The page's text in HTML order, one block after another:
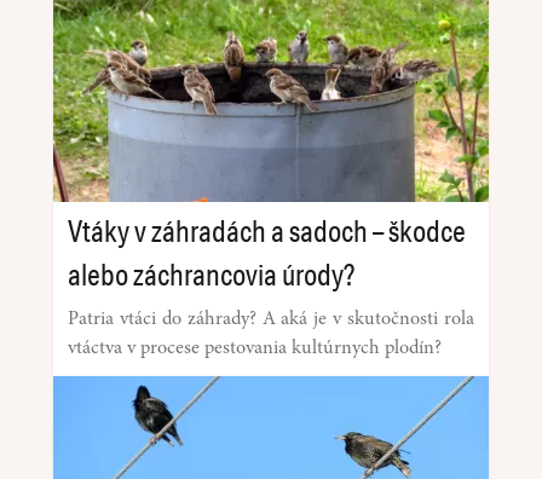
Vtáky v záhradách a sadoch – škodce
alebo záchrancovia úrody?
Patria vtáci do záhrady? A aká je v skutočnosti rola
vtáctva v procese pestovania kultúrnych plodín?